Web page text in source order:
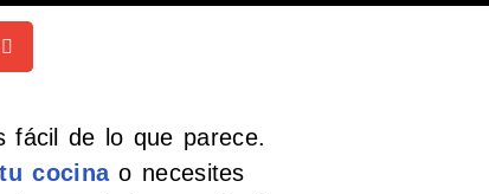
fácil de lo que parece.
cocinao necesites